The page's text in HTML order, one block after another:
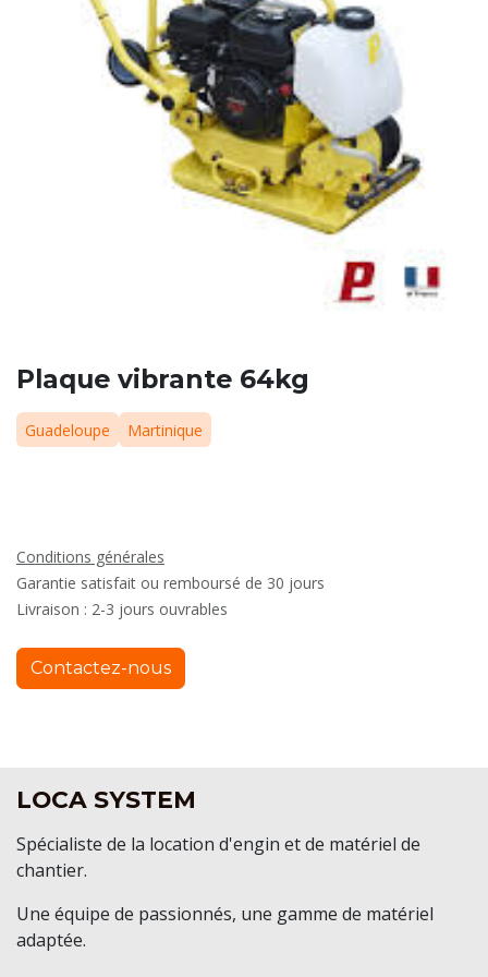
Plaque vibrante 64kg
Guadeloupe Martinique
Conditions générales
Garantie satisfait ou remboursé de 30 jours
Livraison : 2-3 jours ouvrables
Contactez-nous
LOCA SYSTEM
Spécialiste de la location d'engin et de matériel de
chantier.
Une équipe de passionnés, une gamme de matériel
adaptée.